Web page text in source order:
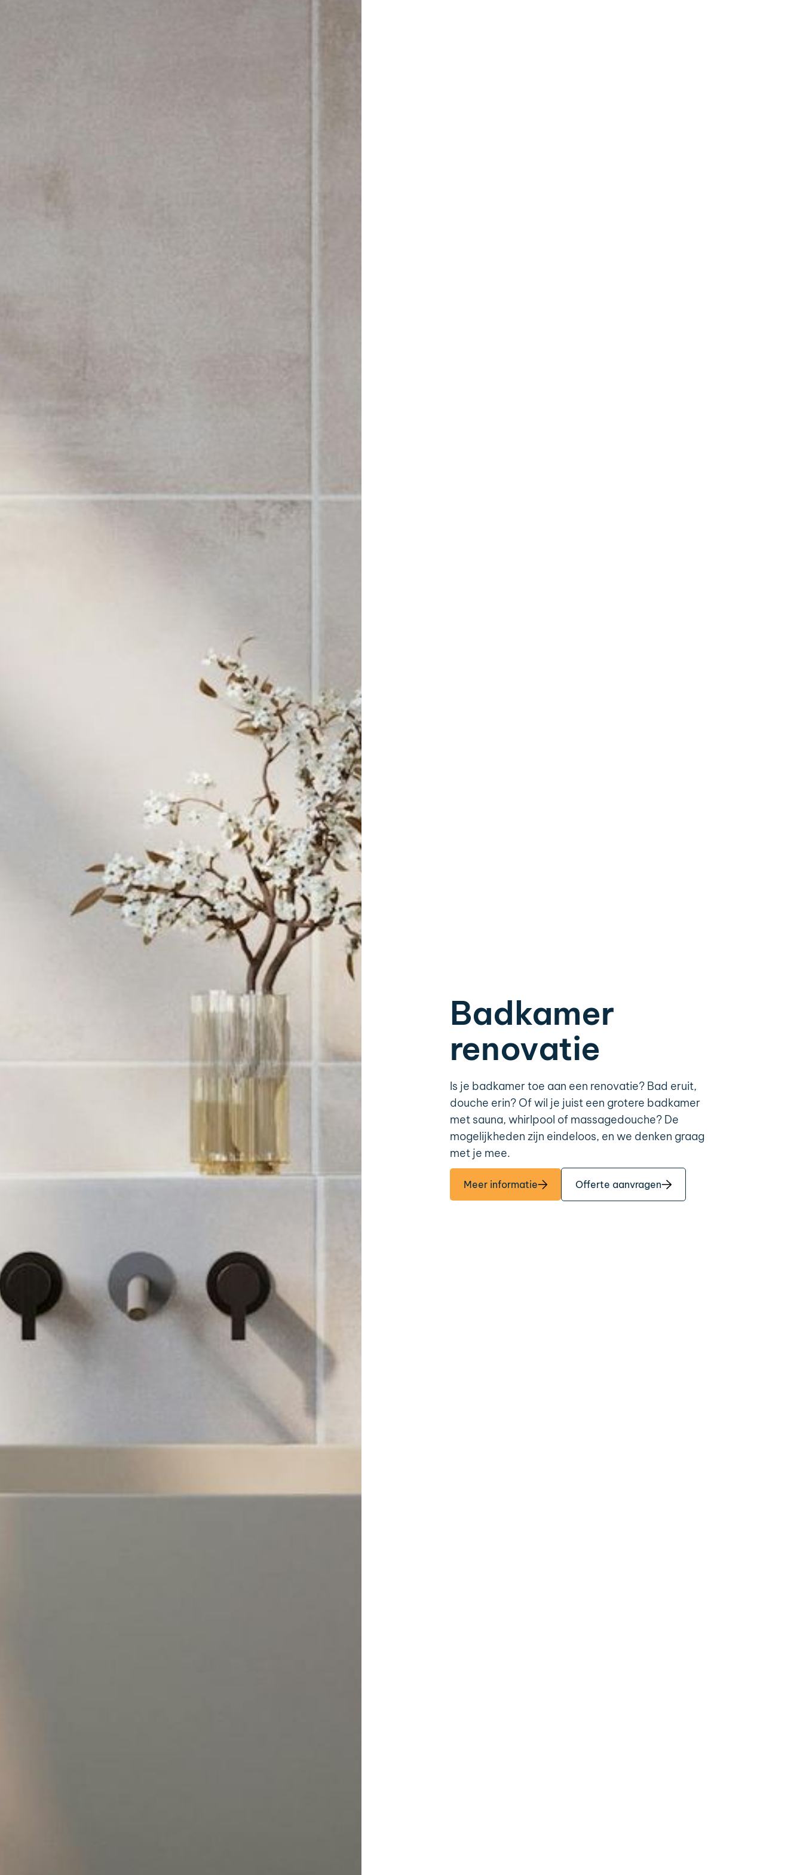
Badkamer
renovatie
Is je badkamer toe aan een renovatie? Bad eruit,
douche erin? Of wil je juist een grotere badkamer
met sauna, whirlpool of massagedouche? De
mogelijkheden zijn eindeloos, en we denken graag
met je mee.
Meer informatie Offerte aanvragen